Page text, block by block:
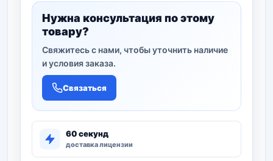
Нужна консультация по этому
товару?
Свяжитесь с нами, чтобы уточнить наличие
и условия заказа.
Связаться
60 секунд
доставка лицензии